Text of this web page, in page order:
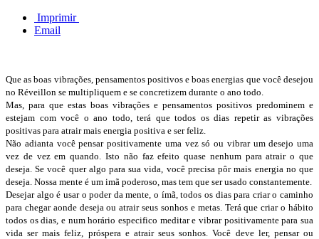
Imprimir
Email
Que as boas vibrações, pensamentos positivos e boas energias que você desejou
no Réveillon se multipliquem e se concretizem durante o ano todo.
Mas, para que estas boas vibrações e pensamentos positivos predominem e
estejam com você o ano todo, terá que todos os dias repetir as vibrações
positivas para atrair mais energia positiva e ser feliz.
Não adianta você pensar positivamente uma vez só ou vibrar um desejo uma
vez de vez em quando. Isto não faz efeito quase nenhum para atrair o que
deseja. Se você quer algo para sua vida, você precisa pôr mais energia no que
deseja. Nossa mente é um imã poderoso, mas tem que ser usado constantemente.
Desejar algo é usar o poder da mente, o ímã, todos os dias para criar o caminho
para chegar aonde deseja ou atrair seus sonhos e metas. Terá que criar o hábito
todos os dias, e num horário especifico meditar e vibrar positivamente para sua
vida ser mais feliz, próspera e atrair seus sonhos. Você deve ler, pensar ou